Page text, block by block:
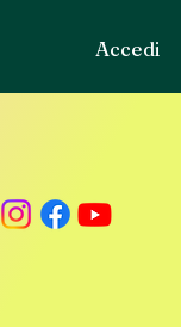
Accedi